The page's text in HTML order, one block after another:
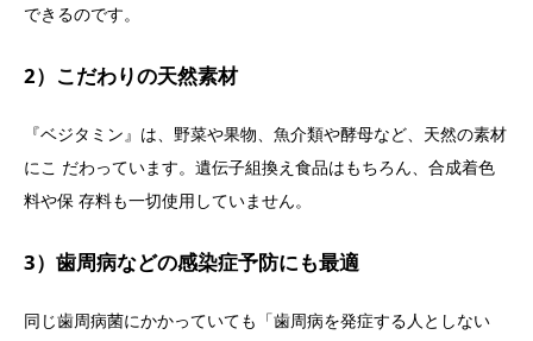
できるのです。
2）こだわりの天然素材
『ベジタミン』は、野菜や果物、魚介類や酵母など、天然の素材
にこ だわっています。遺伝子組換え食品はもちろん、合成着色
料や保 存料も一切使用していません。
3）歯周病などの感染症予防にも最適
同じ歯周病菌にかかっていても「歯周病を発症する人としない